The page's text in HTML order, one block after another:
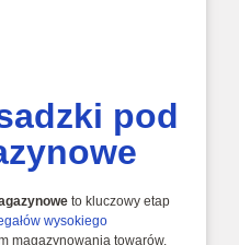
pod
to kluczowy etap
wysokiego
magazynowania towarów.